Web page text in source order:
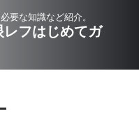
要な知識など紹介。
フはじめてガ